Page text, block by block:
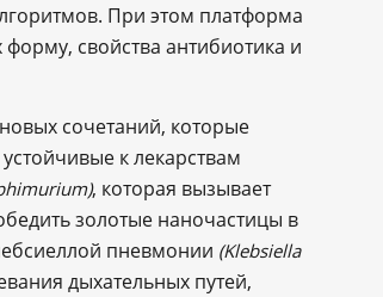
При этом платформа
свойства антибиотика и
сочетаний, которые
к лекарствам
, которая вызывает
золотые наночастицы в
пневмонии (Klebsiella
дыхательных путей,